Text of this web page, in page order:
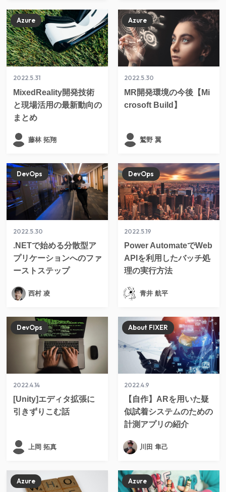
2022.5.31
MixedReality開発技術
と現場活用の最新動向の
まとめ
Azure
藤林 拓翔
2022.5.30
MR開発環境の今後【Mi
crosoft Build】
Azure
鷲野 翼
2022.5.30
.NETで始める分散型ア
プリケーションへのファ
ーストステップ
DevOps
西村 凌
2022.5.19
Power AutomateでWeb
APIを利用したバッチ処
理の実行方法
DevOps
青井 航平
2022.4.14
[Unity]エディタ拡張に
引きずりこむ話
DevOps
上岡 拓真
2022.4.9
【自作】ARを用いた疑
似試着システムのための
計測アプリの紹介
About FIXER
川田 隼己
Azure Azure